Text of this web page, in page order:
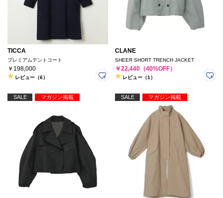
TICCA
プレミアムテントコート
￥198,000
レビュー（6）
CLANE
SHEER SHORT TRENCH JACKET
￥22,440（40%OFF）
レビュー（1）
SALE マガジン掲載 SALE マガジン掲載